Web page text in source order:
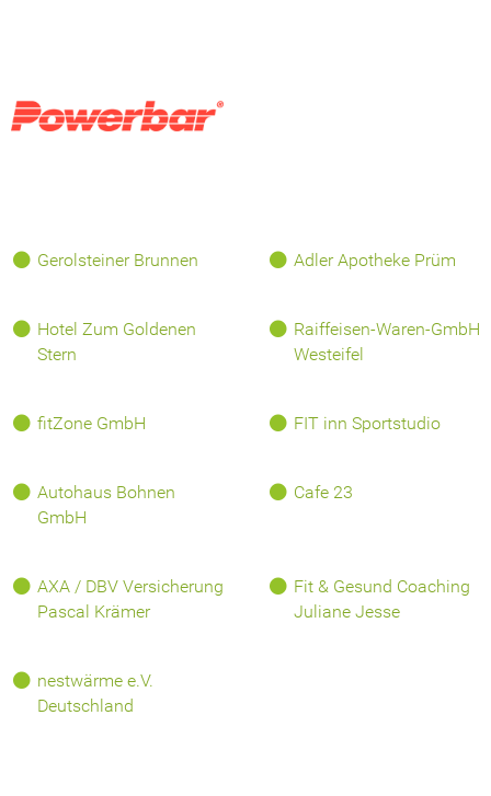
Gerolsteiner Brunnen Adler Apotheke Prüm
Hotel Zum Goldenen
Stern
Raiffeisen-Waren-GmbH
Westeifel
fitZone GmbH FIT inn Sportstudio
Autohaus Bohnen
GmbH
Cafe 23
AXA / DBV Versicherung
Pascal Krämer
Fit & Gesund Coaching
Juliane Jesse
nestwärme e.V.
Deutschland